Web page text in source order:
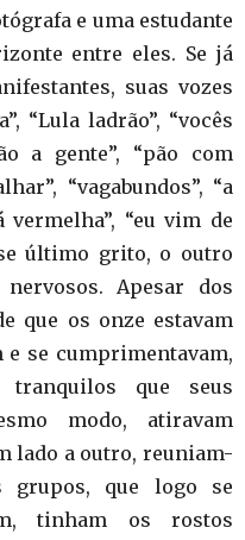
e uma estudante
entre eles. Se já
suas vozes
“Lula ladrão”, “vocês
a gente”, “pão com
“vagabundos”, “a
“eu vim de
último grito, o outro
Apesar dos
que os onze estavam
se cumprimentavam,
tranquilos que seus
modo, atiravam
lado a outro, reuniam-
grupos, que logo se
tinham os rostos